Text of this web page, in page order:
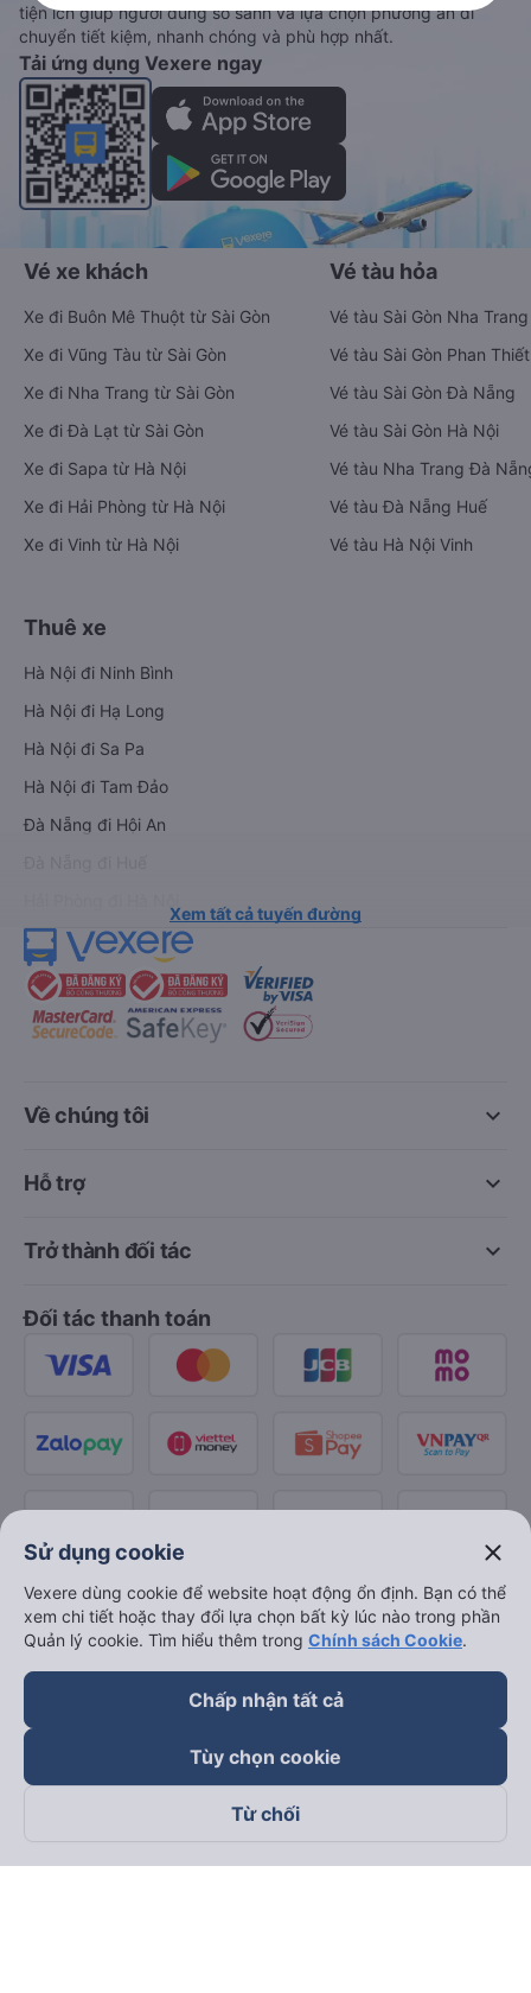
tiện ích giúp người dùng so sánh và lựa chọn phương án di
chuyển tiết kiệm, nhanh chóng và phù hợp nhất.
Tải ứng dụng Vexere ngay
Vé xe khách
Xe đi Buôn Mê Thuột từ Sài Gòn
Xe đi Vũng Tàu từ Sài Gòn
Xe đi Nha Trang từ Sài Gòn
Xe đi Đà Lạt từ Sài Gòn
Xe đi Sapa từ Hà Nội
Xe đi Hải Phòng từ Hà Nội
Xe đi Vinh từ Hà Nội
Vé tàu hỏa
Vé tàu Sài Gòn Nha Trang
Vé tàu Sài Gòn Phan Thiết
Vé tàu Sài Gòn Đà Nẵng
Vé tàu Sài Gòn Hà Nội
Vé tàu Nha Trang Đà
Vé tàu Đà Nẵng Huế
Vé tàu Hà Nội Vinh
Thuê xe
Hà Nội đi Ninh Bình
Hà Nội đi Hạ Long
Hà Nội đi Sa Pa
Hà Nội đi Tam Đảo
Đà Nẵng đi Hội An
Xem tất cả tuyến đường
keyboard_arrow_down
Về chúng tôi
keyboard_arrow_down
Hỗ trợ
keyboard_arrow_down
Trở thành đối tác
Đối tác thanh toán
Theo dõi chúng tôi trên
Sử dụng cookie close
Vexere dùng cookie để website hoạt động ổn định. Bạn có thể
xem chi tiết hoặc thay đổi lựa chọn bất kỳ lúc nào trong phần
Quản lý cookie. Tìm hiểu thêm trong Chính sách Cookie.
Chấp nhận tất cả
Tùy chọn cookie
Từ chối